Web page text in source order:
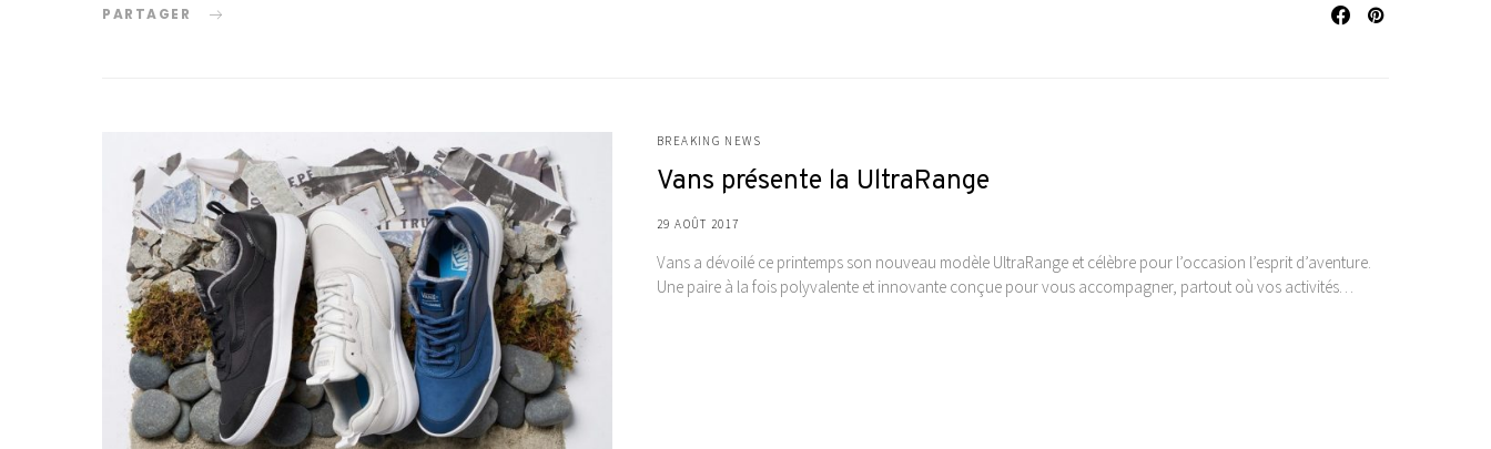
PARTAGER
BREAKING NEWS
Vans présente la UltraRange
29 AOÛT 2017
Vans a dévoilé ce printemps son nouveau modèle UltraRange et célèbre pour l’occasion l’esprit d’aventure.
Une paire à la fois polyvalente et innovante conçue pour vous accompagner, partout où vos activités…